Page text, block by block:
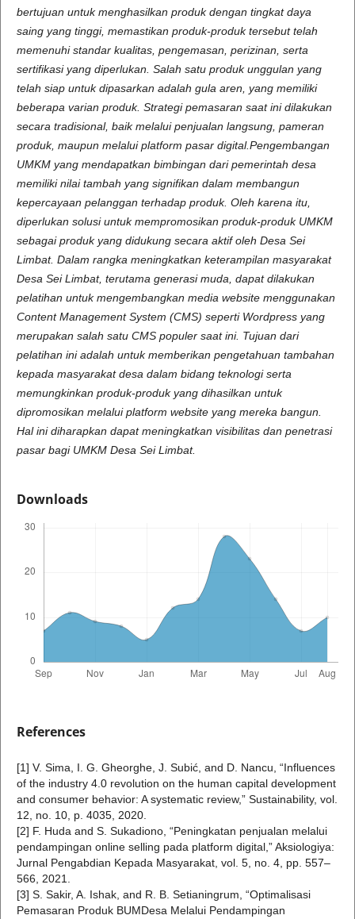
bertujuan untuk menghasilkan produk dengan tingkat daya
saing yang tinggi, memastikan produk-produk tersebut telah
memenuhi standar kualitas, pengemasan, perizinan, serta
sertifikasi yang diperlukan. Salah satu produk unggulan yang
telah siap untuk dipasarkan adalah gula aren, yang memiliki
beberapa varian produk. Strategi pemasaran saat ini dilakukan
secara tradisional, baik melalui penjualan langsung, pameran
produk, maupun melalui platform pasar digital.Pengembangan
UMKM yang mendapatkan bimbingan dari pemerintah desa
memiliki nilai tambah yang signifikan dalam membangun
kepercayaan pelanggan terhadap produk. Oleh karena itu,
diperlukan solusi untuk mempromosikan produk-produk UMKM
sebagai produk yang didukung secara aktif oleh Desa Sei
Limbat. Dalam rangka meningkatkan keterampilan masyarakat
Desa Sei Limbat, terutama generasi muda, dapat dilakukan
pelatihan untuk mengembangkan media website menggunakan
Content Management System (CMS) seperti Wordpress yang
merupakan salah satu CMS populer saat ini. Tujuan dari
pelatihan ini adalah untuk memberikan pengetahuan tambahan
kepada masyarakat desa dalam bidang teknologi serta
memungkinkan produk-produk yang dihasilkan untuk
dipromosikan melalui platform website yang mereka bangun.
Hal ini diharapkan dapat meningkatkan visibilitas dan penetrasi
pasar bagi UMKM Desa Sei Limbat.
Downloads
References
[1] V. Sima, I. G. Gheorghe, J. Subić, and D. Nancu, “Influences
of the industry 4.0 revolution on the human capital development
and consumer behavior: A systematic review,” Sustainability, vol.
12, no. 10, p. 4035, 2020.
[2] F. Huda and S. Sukadiono, “Peningkatan penjualan melalui
pendampingan online selling pada platform digital,” Aksiologiya:
Jurnal Pengabdian Kepada Masyarakat, vol. 5, no. 4, pp. 557–
566, 2021.
[3] S. Sakir, A. Ishak, and R. B. Setianingrum, “Optimalisasi
Pemasaran Produk BUMDesa Melalui Pendampingan